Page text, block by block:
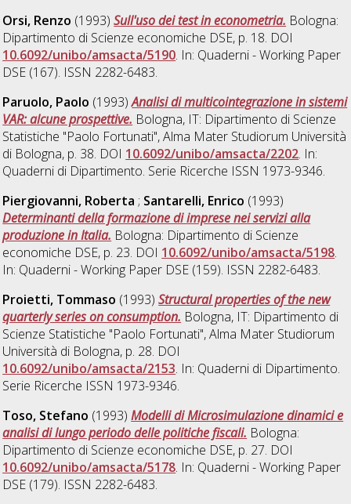
Orsi, Renzo (1993)Sull'uso dei test in econometria. Bologna:
Dipartimento di Scienze economiche DSE, p. 18. DOI
10.6092/unibo/amsacta/5190. In: Quaderni - Working Paper
DSE (167). ISSN 2282-6483.
Paruolo, Paolo (1993)Analisi di multicointegrazione in sistemi
VAR: alcune prospettive. Bologna, IT: Dipartimento di Scienze
Statistiche "Paolo Fortunati", Alma Mater Studiorum Università
di Bologna, p. 38. DOI 10.6092/unibo/amsacta/2202. In:
Quaderni di Dipartimento. Serie Ricerche ISSN 1973-9346.
Piergiovanni, Roberta ; Santarelli, Enrico (1993)
Determinanti della formazione di imprese nei servizi alla
produzione in Italia. Bologna: Dipartimento di Scienze
economiche DSE, p. 23. DOI 10.6092/unibo/amsacta/5198.
In: Quaderni - Working Paper DSE (159). ISSN 2282-6483.
Proietti, Tommaso (1993)Structural properties of the new
quarterly series on consumption. Bologna, IT: Dipartimento di
Scienze Statistiche "Paolo Fortunati", Alma Mater Studiorum
Università di Bologna, p. 28. DOI
10.6092/unibo/amsacta/2153. In: Quaderni di Dipartimento.
Serie Ricerche ISSN 1973-9346.
Toso, Stefano (1993)Modelli di Microsimulazione dinamici e
analisi di lungo periodo delle politiche fiscali. Bologna:
Dipartimento di Scienze economiche DSE, p. 27. DOI
10.6092/unibo/amsacta/5178. In: Quaderni - Working Paper
DSE (179). ISSN 2282-6483.